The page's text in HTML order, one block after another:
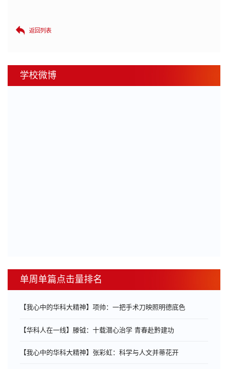
返回列表
学校微博
单周单篇点击量排名
【我心中的华科大精神】项帅：一把手术刀映照明德底色
【华科人在一线】滕钺：十载潜心治学 青春赴黔建功
【我心中的华科大精神】张彩虹：科学与人文并蒂花开